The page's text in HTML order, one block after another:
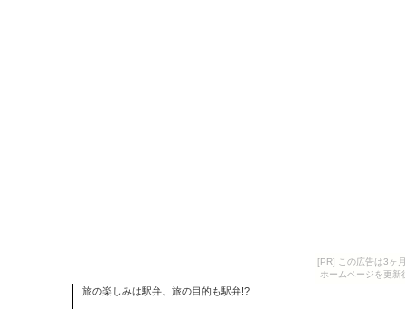
[PR] この広告は3ヶ
ホームページを更
旅の楽しみは駅弁、旅の目的も駅弁!?